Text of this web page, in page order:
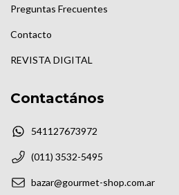
Preguntas Frecuentes
Contacto
REVISTA DIGITAL
Contactános
541127673972
(011) 3532-5495
bazar@gourmet-shop.com.ar